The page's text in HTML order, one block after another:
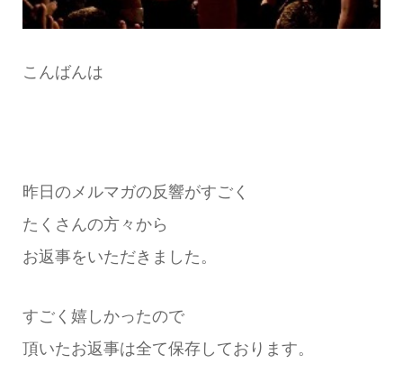
こんばんは
昨日のメルマガの反響がすごく
たくさんの方々から
お返事をいただきました。
すごく嬉しかったので
頂いたお返事は全て保存しております。